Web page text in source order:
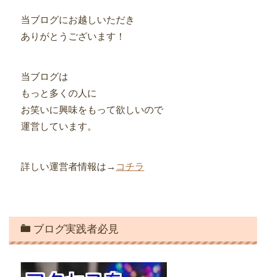
当ブログにお越しいただき
ありがとうございます！
当ブログは
もっと多くの人に
お笑いに興味をもって欲しいので
運営しています。
詳しい運営者情報は→ コチラ
ブログ実践者必見